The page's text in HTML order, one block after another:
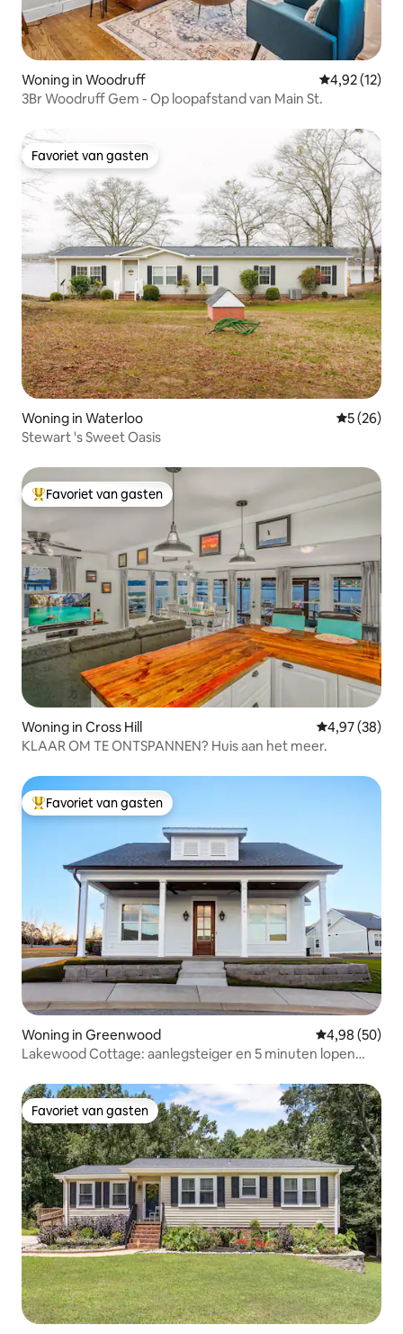
Woning in Woodruff Gemiddelde
4,92 (12)
3Br Woodruff Gem - Op loopafstand van Main St.
Favoriet van gasten
Favoriet van gasten
Woning in Waterloo
5 (26)
Stewart 's Sweet Oasis
Topfavoriet van gasten
Favoriet van gasten
Woning in Cross Hill Gemiddelde
4,97 (38)
KLAAR OM TE ONTSPANNEN? Huis aan het meer.
Topfavoriet van gasten
Favoriet van gasten
Woning in Greenwood Gemiddelde
4,98 (50)
Lakewood Cottage: aanlegsteiger en 5 minuten lopen
Favoriet van gasten
Favoriet van gasten